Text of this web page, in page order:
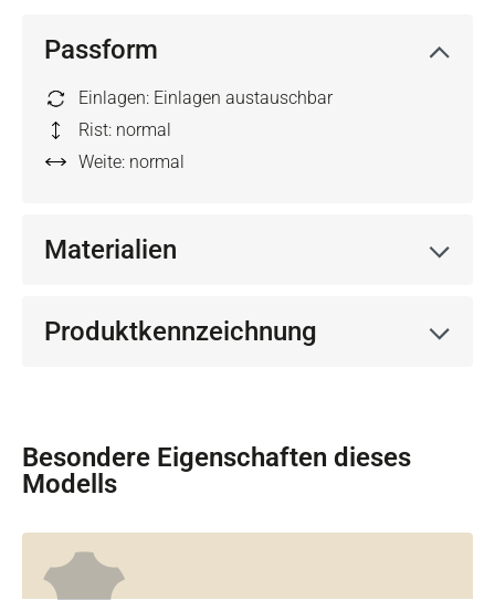
Passform
Einlagen: Einlagen austauschbar
Rist: normal
Weite: normal
Materialien
Produktkennzeichnung
Besondere Eigenschaften dieses
Modells